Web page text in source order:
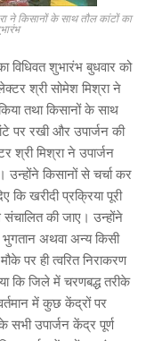
ने किसानों के साथ तौल कांटों का
विधिवत शुभारंभ बुधवार को
श्री सोमेश मिश्रा ने
तथा किसानों के साथ
पर रखी और उपार्जन की
मिश्रा ने उपार्जन
उन्होंने किसानों से चर्चा कर
कि खरीदी प्रक्रिया पूरी
संचालित की जाए। उन्होंने
भुगतान अथवा अन्य किसी
पर ही त्वरित निराकरण
कि जिले में चरणबद्ध तरीके
में कुछ केंद्रों पर
सभी उपार्जन केंद्र पूर्ण